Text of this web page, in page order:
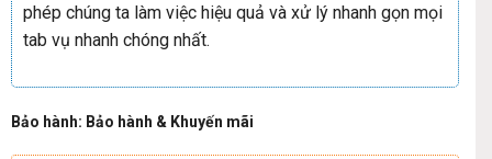
phép chúng ta làm việc hiệu quả và xử lý nhanh gọn mọi
tab vụ nhanh chóng nhất.
Bảo hành: Bảo hành & Khuyến mãi